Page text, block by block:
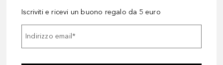
Iscriviti e ricevi un buono regalo da 5 euro
Indirizzo email*